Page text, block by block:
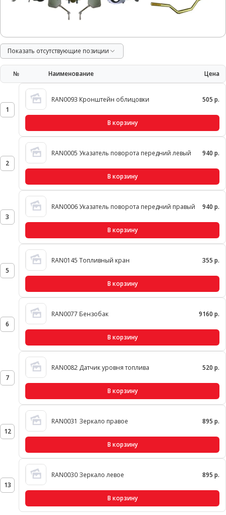
Показать отсутствующие позиции
№ Наименование Цена
1
RAN0093 Кронштейн облицовки 505 р.
В корзину
2
RAN0005 Указатель поворота передний левый 940 р.
В корзину
3
RAN0006 Указатель поворота передний правый 940 р.
В корзину
5
RAN0145 Топливный кран 355 р.
В корзину
6
RAN0077 Бензобак 9160 р.
В корзину
7
RAN0082 Датчик уровня топлива 520 р.
В корзину
12
RAN0031 Зеркало правое 895 р.
В корзину
13
RAN0030 Зеркало левое 895 р.
В корзину